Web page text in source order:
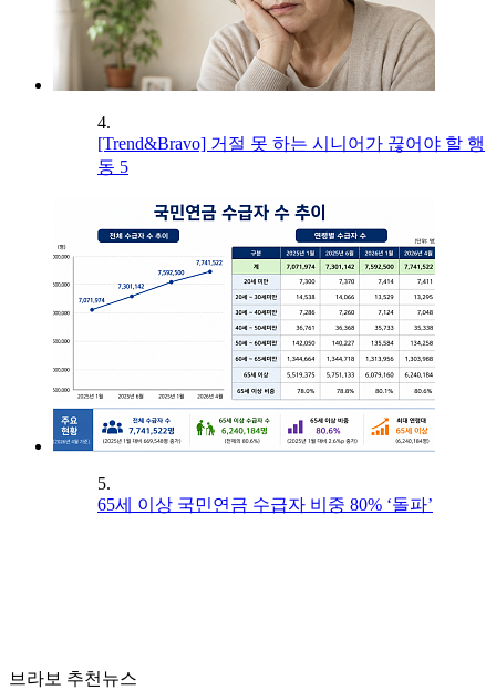
4.
[Trend&Bravo] 거절 못 하는 시니어가 끊어야 할 행
동 5
5.
65세 이상 국민연금 수급자 비중 80% ‘돌파’
브라보 추천뉴스